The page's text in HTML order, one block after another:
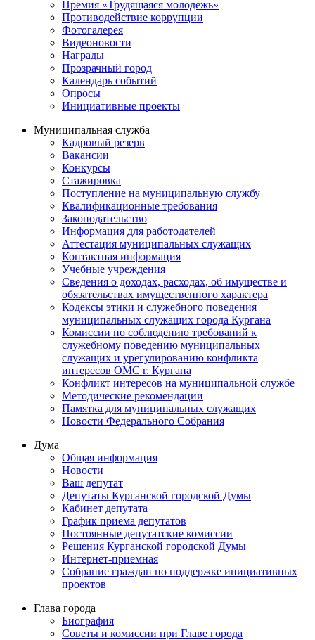
Премия «Трудящаяся молодежь»
Противодействие коррупции
Фотогалерея
Видеоновости
Награды
Прозрачный город
Календарь событий
Опросы
Инициативные проекты
Муниципальная служба
Кадровый резерв
Вакансии
Конкурсы
Стажировка
Поступление на муниципальную службу
Квалификационные требования
Законодательство
Информация для работодателей
Аттестация муниципальных служащих
Контактная информация
Учебные учреждения
Сведения о доходах, расходах, об имуществе и
обязательствах имущественного характера
Кодексы этики и служебного поведения
муниципальных служащих города Кургана
Комиссии по соблюдению требований к
служебному поведению муниципальных
служащих и урегулированию конфликта
интересов ОМС г. Кургана
Конфликт интересов на муниципальной службе
Методические рекомендации
Памятка для муниципальных служащих
Новости Федерального Cобрания
Дума
Общая информация
Новости
Ваш депутат
Депутаты Курганской городской Думы
Кабинет депутата
График приема депутатов
Постоянные депутатские комиссии
Решения Курганской городской Думы
Интернет-приемная
Собрание граждан по поддержке инициативных
проектов
Глава города
Биография
Советы и комиссии при Главе города